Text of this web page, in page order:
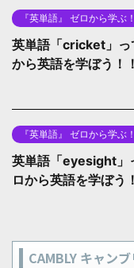
『英単語』 ゼロから学ぶ
英単語「cricket」っ
から英語を学ぼう！！
『英単語』 ゼロから学ぶ
英単語「eyesight」
ロから英語を学ぼう
CAMBLY キャン